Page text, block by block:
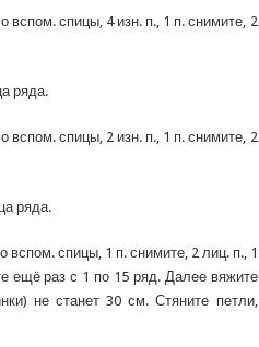
вспом. спицы, 4 изн. п., 1 п. снимите, 2
ряда.
вспом. спицы, 2 изн. п., 1 п. снимите, 2
ряда.
вспом. спицы, 1 п. снимите, 2 лиц. п., 1
ещё раз с 1 по 15 ряд. Далее вяжите
не станет 30 см. Стяните петли,